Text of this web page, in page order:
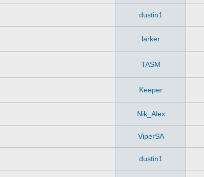
dustin1
larker
TASM
Keeper
Nik_Alex
ViperSA
dustin1